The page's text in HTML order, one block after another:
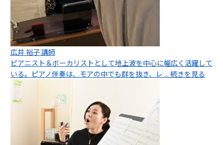
広井 裕子 講師
ピアニスト＆ボーカリストとして地上波を中心に幅広く活躍して
いる。ピアノ伴奏は、モアの中でも群を抜き、レ ... 続きを見る